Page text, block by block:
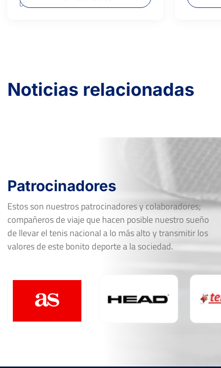
Dura 1.000 €
Noticias relacionadas
Patrocinadores
Estos son nuestros patrocinadores y colaboradores;
compañeros de viaje que hacen posible nuestro sueño
de llevar el tenis nacional a lo más alto y transmitir los
valores de este bonito deporte a la sociedad.